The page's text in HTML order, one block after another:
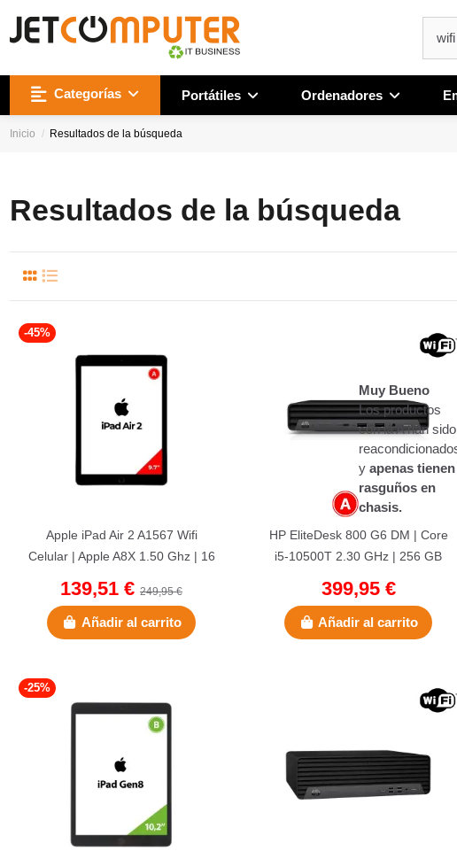
Categorías Portátiles Ordenadores
Inicio Resultados de la búsqueda
Resultados de la búsqueda
-45%
Apple iPad Air 2 A1567 Wifi
Celular | Apple A8X 1.50 Ghz | 16
139,51 € 249,95 €
Añadir al carrito
Muy Bueno
Los productos
con la A han sido
yapenas tienen
rasguños en
chasis.
HP EliteDesk 800 G6 DM | Core
i5-10500T 2.30 GHz | 256 GB
399,95 €
Añadir al carrito
-25%